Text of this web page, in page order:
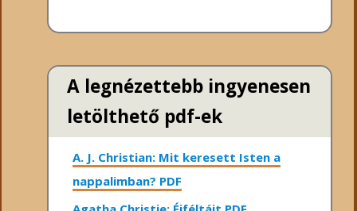
A legnézettebb ingyenesen
letölthető pdf-ek
A. J. Christian: Mit keresett Isten a
nappalimban? PDF